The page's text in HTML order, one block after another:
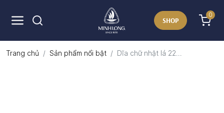
SHOP
0
Trang chủ Sản phẩm nổi bật Dĩa chữ nhật lá 22...